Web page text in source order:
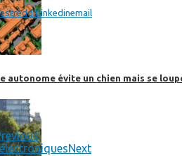
autonome évite un chien mais se
redditlinkedinemail
Next